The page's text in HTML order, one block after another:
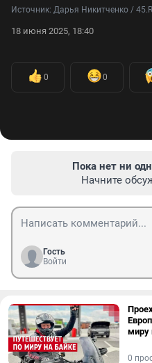
Источник: Дарья Никитченко /
18 июня 2025, 18:40
0 0
Пока нет ни
Начните
Гость
Войти
миру
0